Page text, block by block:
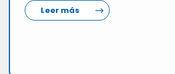
Leer más